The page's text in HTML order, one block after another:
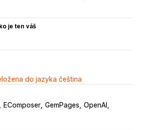
je ten váš
do jazyka čeština
EComposer GemPages OpenAI